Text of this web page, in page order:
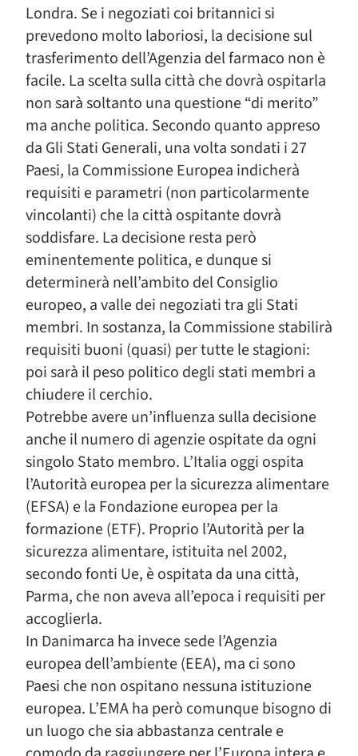
Londra. Se i negoziati coi britannici si
prevedono molto laboriosi, la decisione sul
trasferimento dell’Agenzia del farmaco non è
facile. La scelta sulla città che dovrà ospitarla
non sarà soltanto una questione “di merito”
ma anche politica. Secondo quanto appreso
da Gli Stati Generali, una volta sondati i 27
Paesi, la Commissione Europea indicherà
requisiti e parametri (non particolarmente
vincolanti) che la città ospitante dovrà
soddisfare. La decisione resta però
eminentemente politica, e dunque si
determinerà nell’ambito del Consiglio
europeo, a valle dei negoziati tra gli Stati
membri. In sostanza, la Commissione stabilirà
requisiti buoni (quasi) per tutte le stagioni:
poi sarà il peso politico degli stati membri a
chiudere il cerchio.
Potrebbe avere un’influenza sulla decisione
anche il numero di agenzie ospitate da ogni
singolo Stato membro. L’Italia oggi ospita
l’Autorità europea per la sicurezza alimentare
(EFSA) e la Fondazione europea per la
formazione (ETF). Proprio l’Autorità per la
sicurezza alimentare, istituita nel 2002,
secondo fonti Ue, è ospitata da una città,
Parma, che non aveva all’epoca i requisiti per
accoglierla.
In Danimarca ha invece sede l’Agenzia
europea dell’ambiente (EEA), ma ci sono
Paesi che non ospitano nessuna istituzione
europea. L’EMA ha però comunque bisogno di
un luogo che sia abbastanza centrale e